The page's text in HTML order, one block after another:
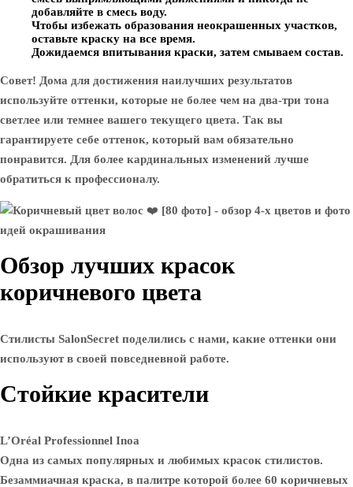
добавляйте в смесь воду.
Чтобы избежать образования неокрашенных участков,
оставьте краску на все время.
Дожидаемся впитывания краски, затем смываем состав.
Совет! Дома для достижения наилучших результатов
используйте оттенки, которые не более чем на два-три тона
светлее или темнее вашего текущего цвета. Так вы
гарантируете себе оттенок, который вам обязательно
понравится. Для более кардинальных изменений лучше
обратиться к профессионалу.
Обзор лучших красок
коричневого цвета
Стилисты SalonSecret поделились с нами, какие оттенки они
используют в своей повседневной работе.
Стойкие красители
L’Oréal Professionnel Inoa
Одна из самых популярных и любимых красок стилистов.
Безаммиачная краска, в палитре которой более 60 коричневых